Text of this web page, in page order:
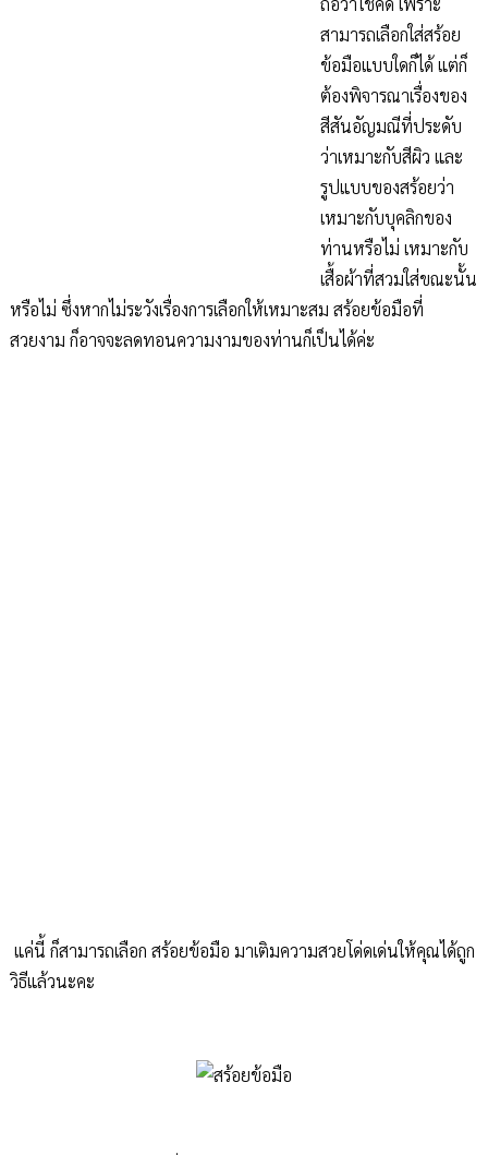
สามารถเลือกใส่สร้อย
ข้อมือแบบใดก็ได้ แต่ก็
ต้องพิจารณาเรื่องของ
สีสันอัญมณีที่ประดับ
ว่าเหมาะกับสีผิว และ
รูปแบบของสร้อยว่า
เหมาะกับบุคลิกของ
ท่านหรือไม่ เหมาะกับ
เสื้อผ้าที่สวมใส่ขณะนั้น
หรือไม่ ซึ่งหากไม่ระวังเรื่องการเลือกให้เหมาะสม สร้อยข้อมือที่
สวยงาม ก็อาจจะลดทอนความงามของท่านก็เป็นได้ค่ะ
แค่นี้ ก็สามารถเลือก สร้อยข้อมือ มาเติมความสวยโด่ดเด่นให้คุณได้ถูก
วิธีแล้วนะคะ